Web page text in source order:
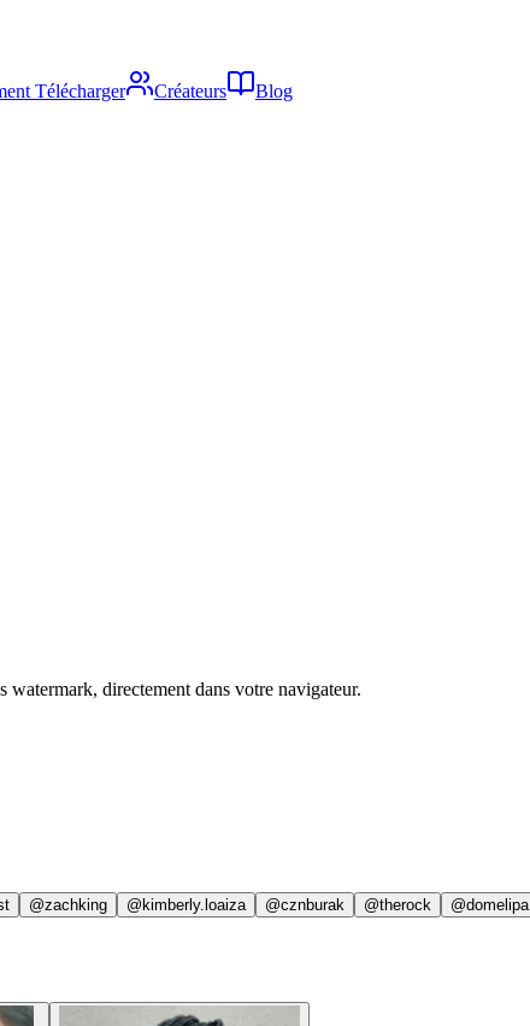
Télécharger Créateurs Blog
watermark, directement dans votre navigateur.
@zachking @kimberly.loaiza @cznburak @therock @domelipa